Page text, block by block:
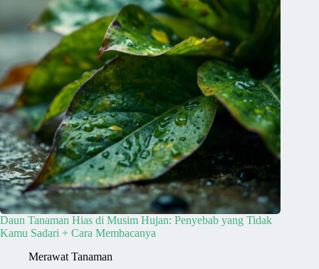
Daun Tanaman Hias di Musim Hujan: Penyebab yang Tidak
Kamu Sadari + Cara Membacanya
Merawat Tanaman